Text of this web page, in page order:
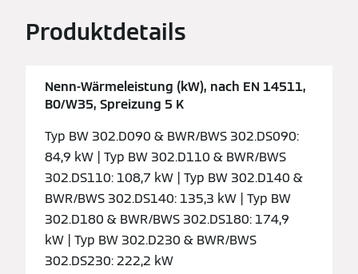
Produktdetails
Nenn-Wärmeleistung (kW), nach EN 14511,
B0/W35, Spreizung 5 K
Typ BW 302.D090 & BWR/BWS 302.DS090:
84,9 kW | Typ BW 302.D110 & BWR/BWS
302.DS110: 108,7 kW | Typ BW 302.D140 &
BWR/BWS 302.DS140: 135,3 kW | Typ BW
302.D180 & BWR/BWS 302.DS180: 174,9
kW | Typ BW 302.D230 & BWR/BWS
302.DS230: 222,2 kW